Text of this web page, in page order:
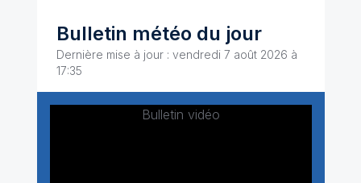
Bulletin météo du jour
Dernière mise à jour : vendredi 7 août 2026 à
17:35
Bulletin vidéo